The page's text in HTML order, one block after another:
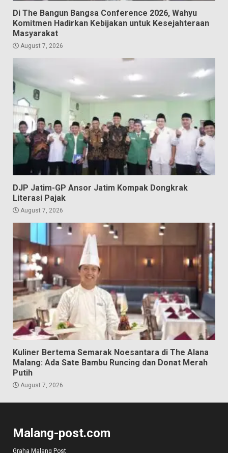
Di The Bangun Bangsa Conference 2026, Wahyu
Komitmen Hadirkan Kebijakan untuk Kesejahteraan
Masyarakat
August 7, 2026
DJP Jatim-GP Ansor Jatim Kompak Dongkrak
Literasi Pajak
August 7, 2026
Kuliner Bertema Semarak Noesantara di The Alana
Malang: Ada Sate Bambu Runcing dan Donat Merah
Putih
August 7, 2026
Malang-post.com
Graha Malang Post